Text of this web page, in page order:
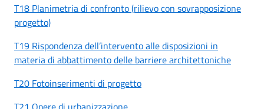
T18 Planimetria di confronto (rilievo con sovrapposizione
progetto)
T19 Rispondenza dell’intervento alle disposizioni in
materia di abbattimento delle barriere architettoniche
T20 Fotoinserimenti di progetto